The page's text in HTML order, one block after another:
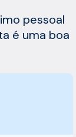
pessoal
é uma boa